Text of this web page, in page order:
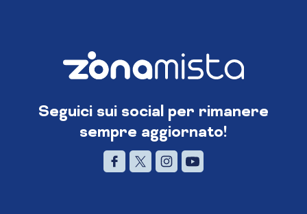
Seguici sui social per rimanere
sempre aggiornato!